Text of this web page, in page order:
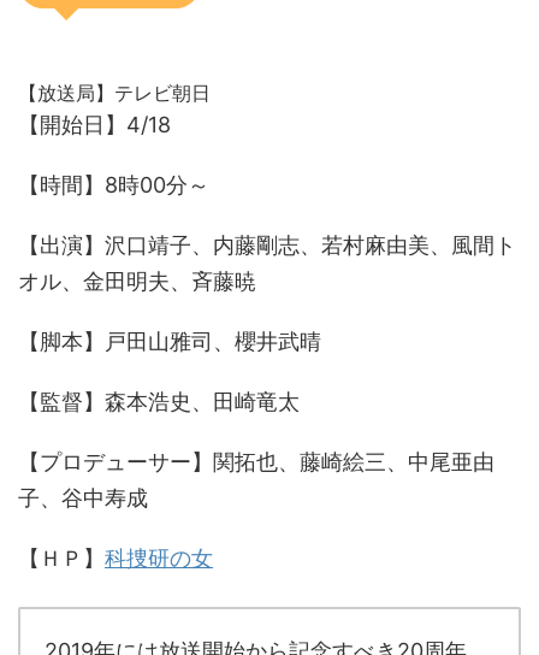
【放送局】テレビ朝日
【開始日】4/18
【時間】8時00分～
【出演】沢口靖子、内藤剛志、若村麻由美、風間ト
オル、金田明夫、斉藤暁
【脚本】戸田山雅司、櫻井武晴
【監督】森本浩史、田崎竜太
【プロデューサー】関拓也、藤崎絵三、中尾亜由
子、谷中寿成
【ＨＰ】 科捜研の女